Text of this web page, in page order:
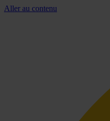
Aller au contenu